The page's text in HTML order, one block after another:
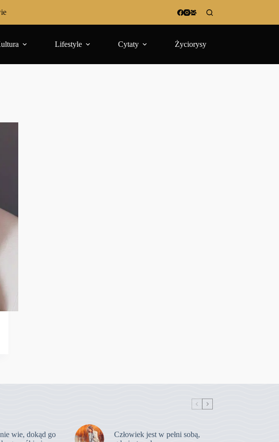
Lifestyle Cytaty Życiorysy
wie, dokąd go
Człowiek jest w pełni sobą,